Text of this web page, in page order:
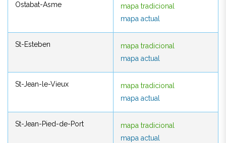
Ostabat-Asme
mapa tradicional
mapa actual
St-Esteben
mapa tradicional
mapa actual
St-Jean-le-Vieux
mapa tradicional
mapa actual
St-Jean-Pied-de-Port
mapa tradicional
mapa actual
mapa actual
mapa actual
mapa actual
mapa actual